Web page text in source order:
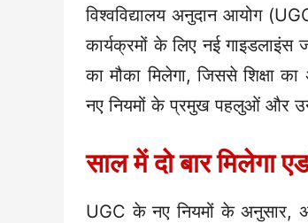
विश्वविद्यालय अनुदान आयोग
कार्यक्रमों के लिए नई गाइडलाइंस
का मौका मिलेगा, जिससे शिक्षा
नए नियमों के प्रमुख पहलुओं और
साल में दो बार मिलेगा
UGC के नए नियमों के अनुसार,